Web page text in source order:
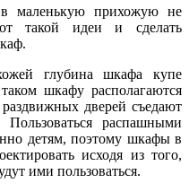
маленькую прихожую не
такой идеи и сделать
глубина шкафа купе
шкафу располагаются
дверей съедают
распашными
детям, поэтому шкафы в
исходя из того,
ими пользоваться.